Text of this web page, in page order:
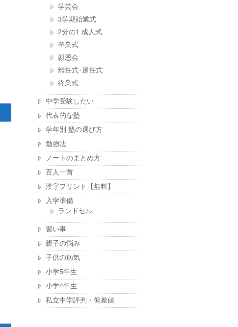
学芸会
3学期始業式
2分の1 成人式
卒業式
謝恩会
離任式･退任式
終業式
中学受験したい
代表的な塾
学年別 塾の選び方
勉強法
ノートのまとめ方
百人一首
漢字プリント【無料】
入学準備
ランドセル
習い事
親子の悩み
子供の病気
小学5年生
小学4年生
私立中学評判・偏差値